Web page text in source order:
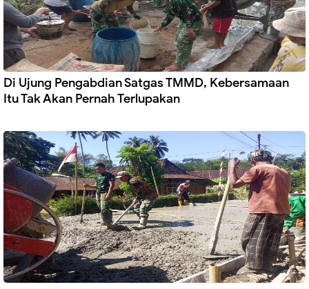
Di Ujung Pengabdian Satgas TMMD, Kebersamaan
Itu Tak Akan Pernah Terlupakan